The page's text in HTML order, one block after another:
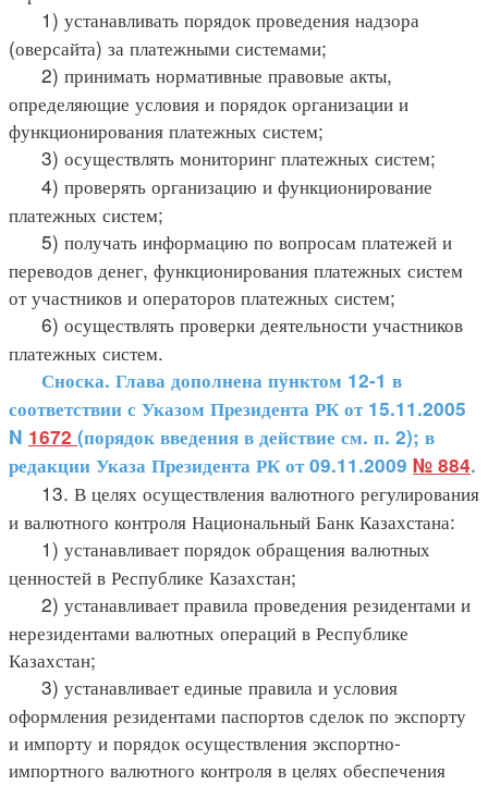
1) устанавливать порядок проведения надзора
(оверсайта) за платежными системами;
2) принимать нормативные правовые акты,
определяющие условия и порядок организации и
функционирования платежных систем;
3) осуществлять мониторинг платежных систем;
4) проверять организацию и функционирование
платежных систем;
5) получать информацию по вопросам платежей и
переводов денег, функционирования платежных систем
от участников и операторов платежных систем;
6) осуществлять проверки деятельности участников
платежных систем.
Сноска. Глава дополнена пунктом 12-1 в
соответствии с Указом Президента РК от 15.11.2005
N 1672 (порядок введения в действие см. п. 2); в
редакции Указа Президента РК от 09.11.2009 № 884.
13. В целях осуществления валютного регулирования
и валютного контроля Национальный Банк Казахстана:
1) устанавливает порядок обращения валютных
ценностей в Республике Казахстан;
2) устанавливает правила проведения резидентами и
нерезидентами валютных операций в Республике
Казахстан;
3) устанавливает единые правила и условия
оформления резидентами паспортов сделок по экспорту
и импорту и порядок осуществления экспортно-
импортного валютного контроля в целях обеспечения